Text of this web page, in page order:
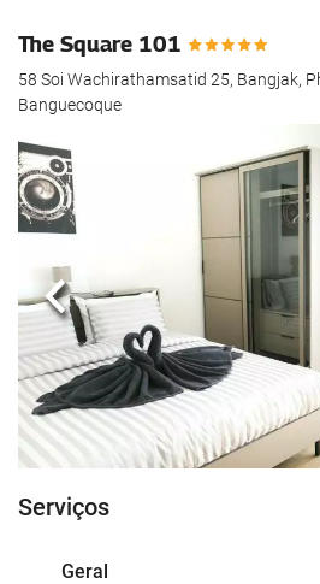
The Square 101
58 Soi Wachirathamsatid 25, Bangjak,
Banguecoque
Anterior
Serviços
Geral